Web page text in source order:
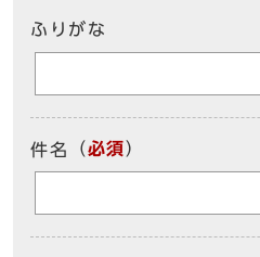
ふりがな
件名 （必須）